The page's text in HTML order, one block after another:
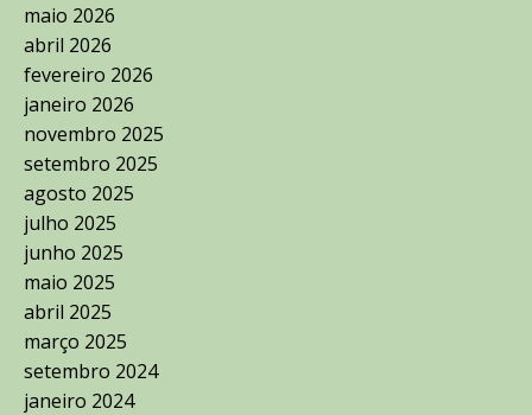
maio 2026
abril 2026
fevereiro 2026
janeiro 2026
novembro 2025
setembro 2025
agosto 2025
julho 2025
junho 2025
maio 2025
abril 2025
março 2025
setembro 2024
janeiro 2024